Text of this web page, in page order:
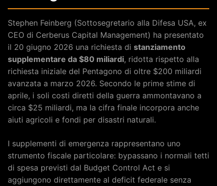
Stephen Feinberg (Sottosegretario alla Difesa USA, ex
CEO di Cerberus Capital Management) ha presentato
il 20 giugno 2026 una richiesta di stanziamento
supplementare da $80 miliardi, ridotta rispetto alla
richiesta iniziale del Pentagono di oltre $200 miliardi
avanzata a marzo 2026. Secondo le prime stime di
aprile, i soli costi diretti della guerra ammontavano a
circa $25 miliardi, ma la cifra finale incorpora anche
aiuti agricoli e fondi per disastri naturali.
I supplementi di emergenza rappresentano uno
strumento fiscale particolare: bypassano i normali tetti
di spesa previsti dal Budget Control Act e si
aggiungono direttamente al deficit federale senza